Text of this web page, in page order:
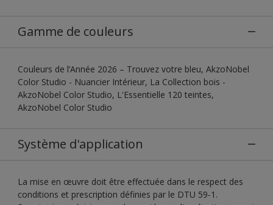
Gamme de couleurs
Couleurs de l’Année 2026 – Trouvez votre bleu, AkzoNobel
Color Studio - Nuancier Intérieur, La Collection bois -
AkzoNobel Color Studio, L'Essentielle 120 teintes,
AkzoNobel Color Studio
Système d'application
La mise en œuvre doit être effectuée dans le respect des
conditions et prescription définies par le DTU 59-1.